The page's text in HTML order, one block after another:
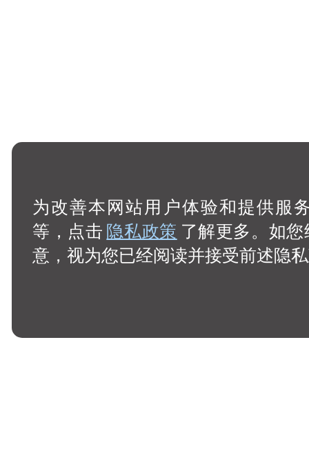
为改善本网站用户体验和提供服
等，点击隐私政策 了解更多。如
意，视为您已经阅读并接受前述隐